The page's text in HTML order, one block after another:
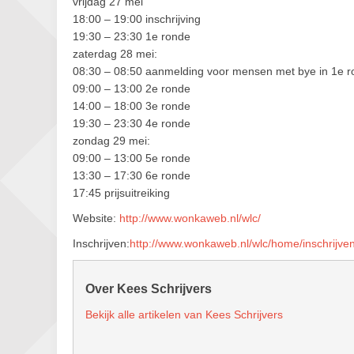
18:00 – 19:00 inschrijving
19:30 – 23:30 1e ronde
zaterdag 28 mei:
08:30 – 08:50 aanmelding voor mensen met bye in 1e
09:00 – 13:00 2e ronde
14:00 – 18:00 3e ronde
19:30 – 23:30 4e ronde
zondag 29 mei:
09:00 – 13:00 5e ronde
13:30 – 17:30 6e ronde
17:45 prijsuitreiking
Website: http://www.wonkaweb.nl/wlc/
Inschrijven:http://www.wonkaweb.nl/wlc/home/
Over Kees Schrijvers
Bekijk alle artikelen van Kees Schrijvers